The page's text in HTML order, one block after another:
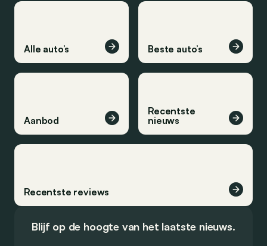
Alle auto’s Beste auto’s
Aanbod
Recentste
nieuws
Recentste reviews
Blijf op de hoogte van het laatste nieuws.